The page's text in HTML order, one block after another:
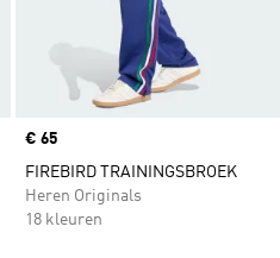
Price
€ 65
FIREBIRD TRAININGSBROEK
Heren Originals
18 kleuren